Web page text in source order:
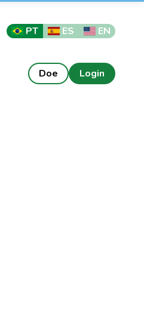
PT ES EN
Doe Login